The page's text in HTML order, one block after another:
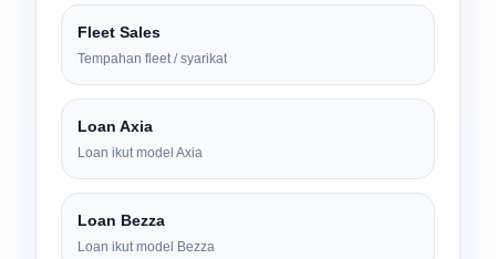
Fleet Sales
Tempahan fleet / syarikat
Loan Axia
Loan ikut model Axia
Loan Bezza
Loan ikut model Bezza